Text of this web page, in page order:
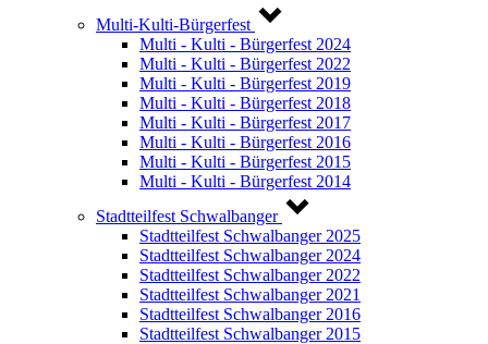
Multi-Kulti-Bürgerfest
Multi - Kulti - Bürgerfest 2024
Multi - Kulti - Bürgerfest 2022
Multi - Kulti - Bürgerfest 2019
Multi - Kulti - Bürgerfest 2018
Multi - Kulti - Bürgerfest 2017
Multi - Kulti - Bürgerfest 2016
Multi - Kulti - Bürgerfest 2015
Multi - Kulti - Bürgerfest 2014
Stadtteilfest Schwalbanger
Stadtteilfest Schwalbanger 2025
Stadtteilfest Schwalbanger 2024
Stadtteilfest Schwalbanger 2022
Stadtteilfest Schwalbanger 2021
Stadtteilfest Schwalbanger 2016
Stadtteilfest Schwalbanger 2015